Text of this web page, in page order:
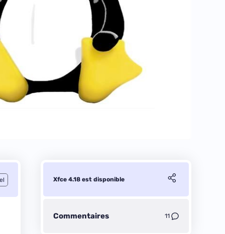
Xfce 4.18 est disponible
Commentaires 11